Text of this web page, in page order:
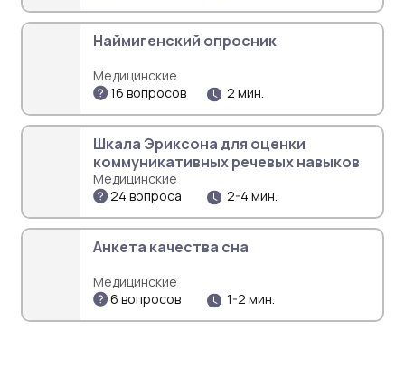
Наймигенский опросник
Медицинские
16 вопросов
2 мин.
Шкала Эриксона для оценки
коммуникативных речевых навыков
Медицинские
24 вопроса
2-4 мин.
Анкета качества сна
Медицинские
6 вопросов
1-2 мин.